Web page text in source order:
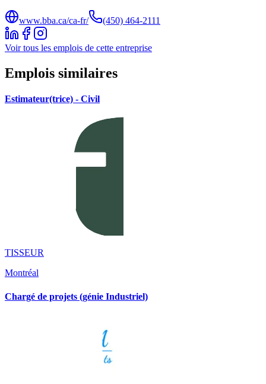
www.bba.ca/ca-fr/ (450) 464-2111
Voir tous les emplois de cette entreprise
Emplois similaires
Estimateur(trice) - Civil
TISSEUR
Montréal
Chargé de projets (génie Industriel)